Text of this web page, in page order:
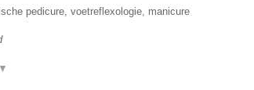
pedicure, voetreflexologie, manicure
▼